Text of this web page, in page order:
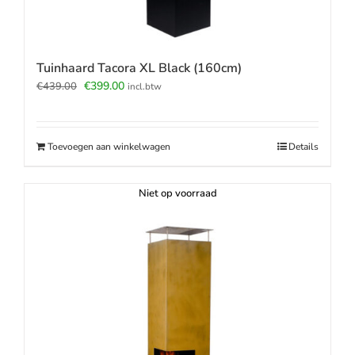
Tuinhaard Tacora XL Black (160cm)
€439.00 Oorspronkelijke
€399.00Huidige
incl.btw
Toevoegen aan winkelwagen Details
Niet op voorraad